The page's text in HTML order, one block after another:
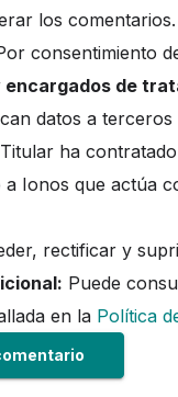
los comentarios.
consentimiento
de
datos a
ha
a Ionos que actúa
rectificar y
Puede
en la Política